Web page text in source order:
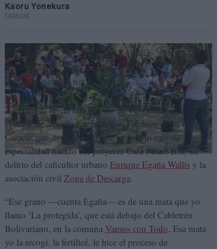
Kaoru Yonekura
CARACAS
Representantes de la ONU visitan Parque Galindo, en Petare, al este de
Caracas, para conocer el trabajo comunitario impulsado por la
asociación civil Zona de Descarga. ZONA DE DESCARGA
23 DE JUNIO DE 2025 (08:13 CET)
Petare, la favela más grande de Venezuela, no solo es
el lugar de crímenes aterradores. También es un lugar en
Caracas que desde 2024 tiene su propio café de
especialidad nacido del proyecto Café Petare Blu, un
delirio del caficultor urbano Enrique Egaña Wallis y la
asociación civil Zona de Descarga.
“Ese grano —cuenta Egaña— es de una mata que yo
llamo ‘La protegida’, que está debajo del Cabletrén
Bolivariano, en la comuna Vamos con Todo. Esa mata
yo la recogí, la fertilicé, le hice el proceso de